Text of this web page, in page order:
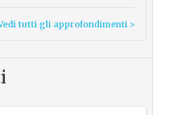
tutti gli approfondimenti >